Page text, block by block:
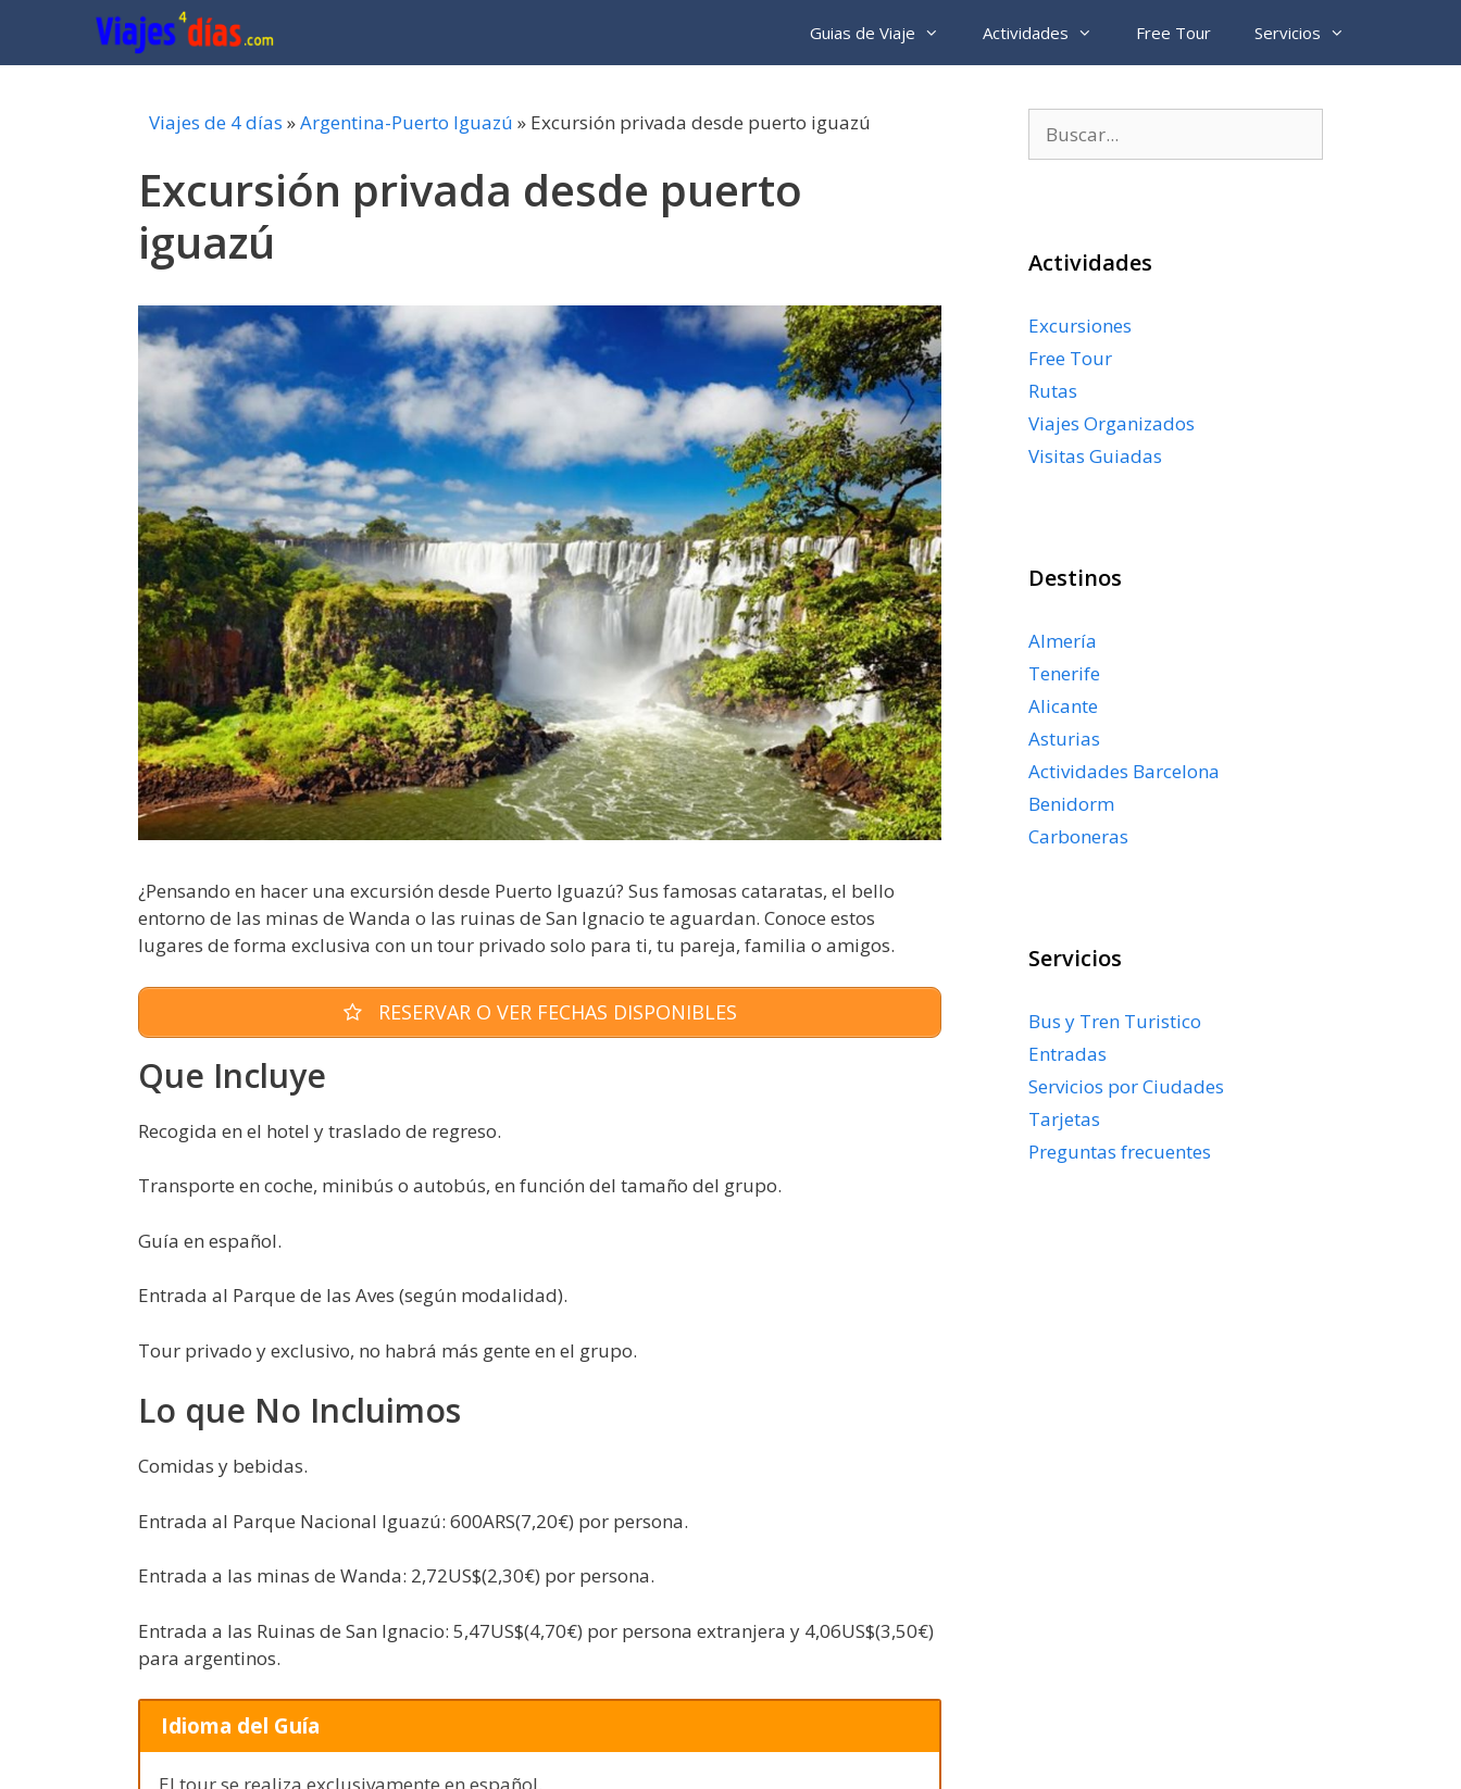
contenido
Guias de Viaje Actividades Free Tour Servicios
Viajes de 4 días »Argentina-Puerto Iguazú » Excursión privada desde puerto iguazú
Excursión privada desde puerto
iguazú
¿Pensando en hacer una excursión desde Puerto Iguazú? Sus famosas cataratas, el bello
entorno de las minas de Wanda o las ruinas de San Ignacio te aguardan. Conoce estos
lugares de forma exclusiva con un tour privado solo para ti, tu pareja, familia o amigos.
RESERVAR O VER FECHAS DISPONIBLES
Que Incluye
Recogida en el hotel y traslado de regreso.
Transporte en coche, minibús o autobús, en función del tamaño del grupo.
Guía en español.
Entrada al Parque de las Aves (según modalidad).
Tour privado y exclusivo, no habrá más gente en el grupo.
Lo que No Incluimos
Comidas y bebidas.
Entrada al Parque Nacional Iguazú: 600ARS(7,20€) por persona.
Entrada a las minas de Wanda: 2,72US$(2,30€) por persona.
Entrada a las Ruinas de San Ignacio: 5,47US$(4,70€) por persona extranjera y 4,06US$(3,50€)
para argentinos.
Idioma del Guía
El tour se realiza exclusivamente en español.
Actividades
Excursiones
Free Tour
Rutas
Viajes Organizados
Visitas Guiadas
Destinos
Almería
Tenerife
Alicante
Asturias
Actividades Barcelona
Benidorm
Carboneras
Servicios
Bus y Tren Turistico
Entradas
Servicios por Ciudades
Tarjetas
Preguntas frecuentes